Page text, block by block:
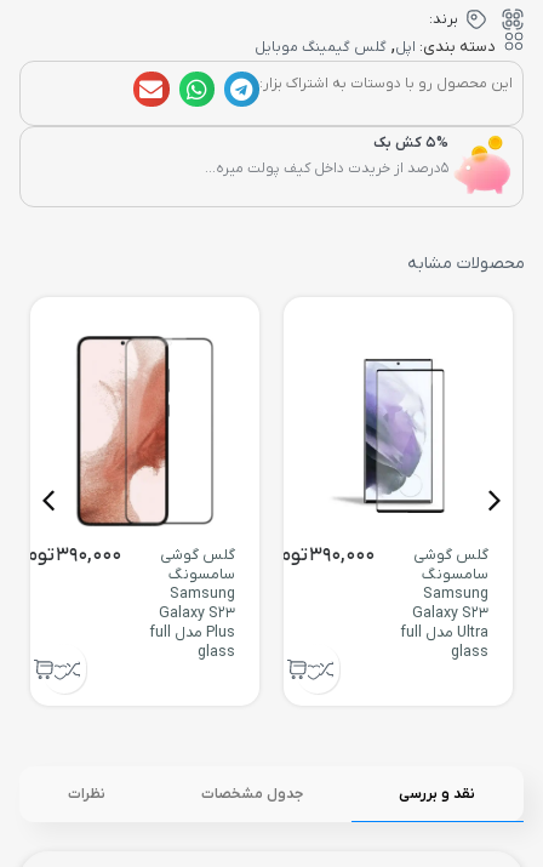
برند:
دسته بندی: اپل, گلس گیمینگ موبایل
این محصول رو با دوستات به اشتراک بزار:
5% کش بک
5درصد از خریدت داخل کیف پولت میره...
محصولات مشابه
گلس گوشی
سامسونگ
Samsung
Galaxy S23
Ultra مدل full
glass
390,000تومان
گلس گوشی
سامسونگ
Samsung
Galaxy S23
Plus مدل full
glass
390,000تومان
نقد و بررسی جدول مشخصات نظرات